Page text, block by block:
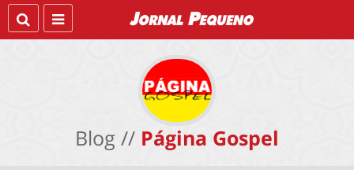
Blog // Página Gospel